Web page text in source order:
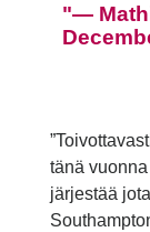
—
tänä
järjestää